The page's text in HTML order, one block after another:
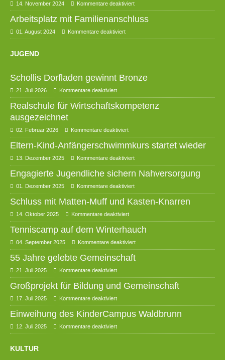
14. November 2024 Kommentare deaktiviert
Arbeitsplatz mit Familienanschluss
01. August 2024 Kommentare deaktiviert
JUGEND
Schollis Dorfladen gewinnt Bronze
21. Juli 2026 Kommentare deaktiviert
Realschule für Wirtschaftskompetenz
ausgezeichnet
02. Februar 2026 Kommentare deaktiviert
Eltern-Kind-Anfängerschwimmkurs startet wieder
13. Dezember 2025 Kommentare deaktiviert
Engagierte Jugendliche sichern Nahversorgung
01. Dezember 2025 Kommentare deaktiviert
Schluss mit Matten-Muff und Kasten-Knarren
14. Oktober 2025 Kommentare deaktiviert
Tenniscamp auf dem Winterhauch
04. September 2025 Kommentare deaktiviert
55 Jahre gelebte Gemeinschaft
21. Juli 2025 Kommentare deaktiviert
Großprojekt für Bildung und Gemeinschaft
17. Juli 2025 Kommentare deaktiviert
Einweihung des KinderCampus Waldbrunn
12. Juli 2025 Kommentare deaktiviert
KULTUR